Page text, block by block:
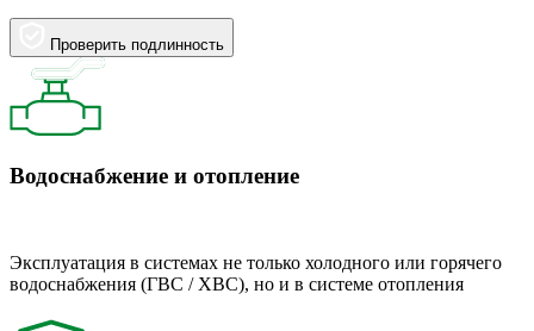
Проверить подлинность
Водоснабжение и отопление
Эксплуатация в системах не только холодного или горячего
водоснабжения (ГВС / ХВС), но и в системе отопления